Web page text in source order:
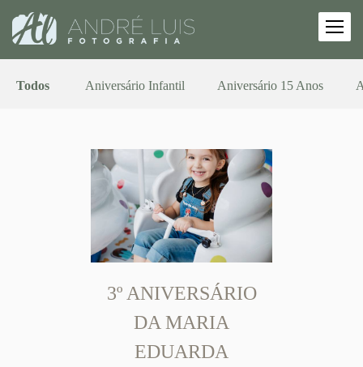
Todos Aniversário Infantil Aniversário 15 Anos
3º ANIVERSÁRIO
DA MARIA
EDUARDA